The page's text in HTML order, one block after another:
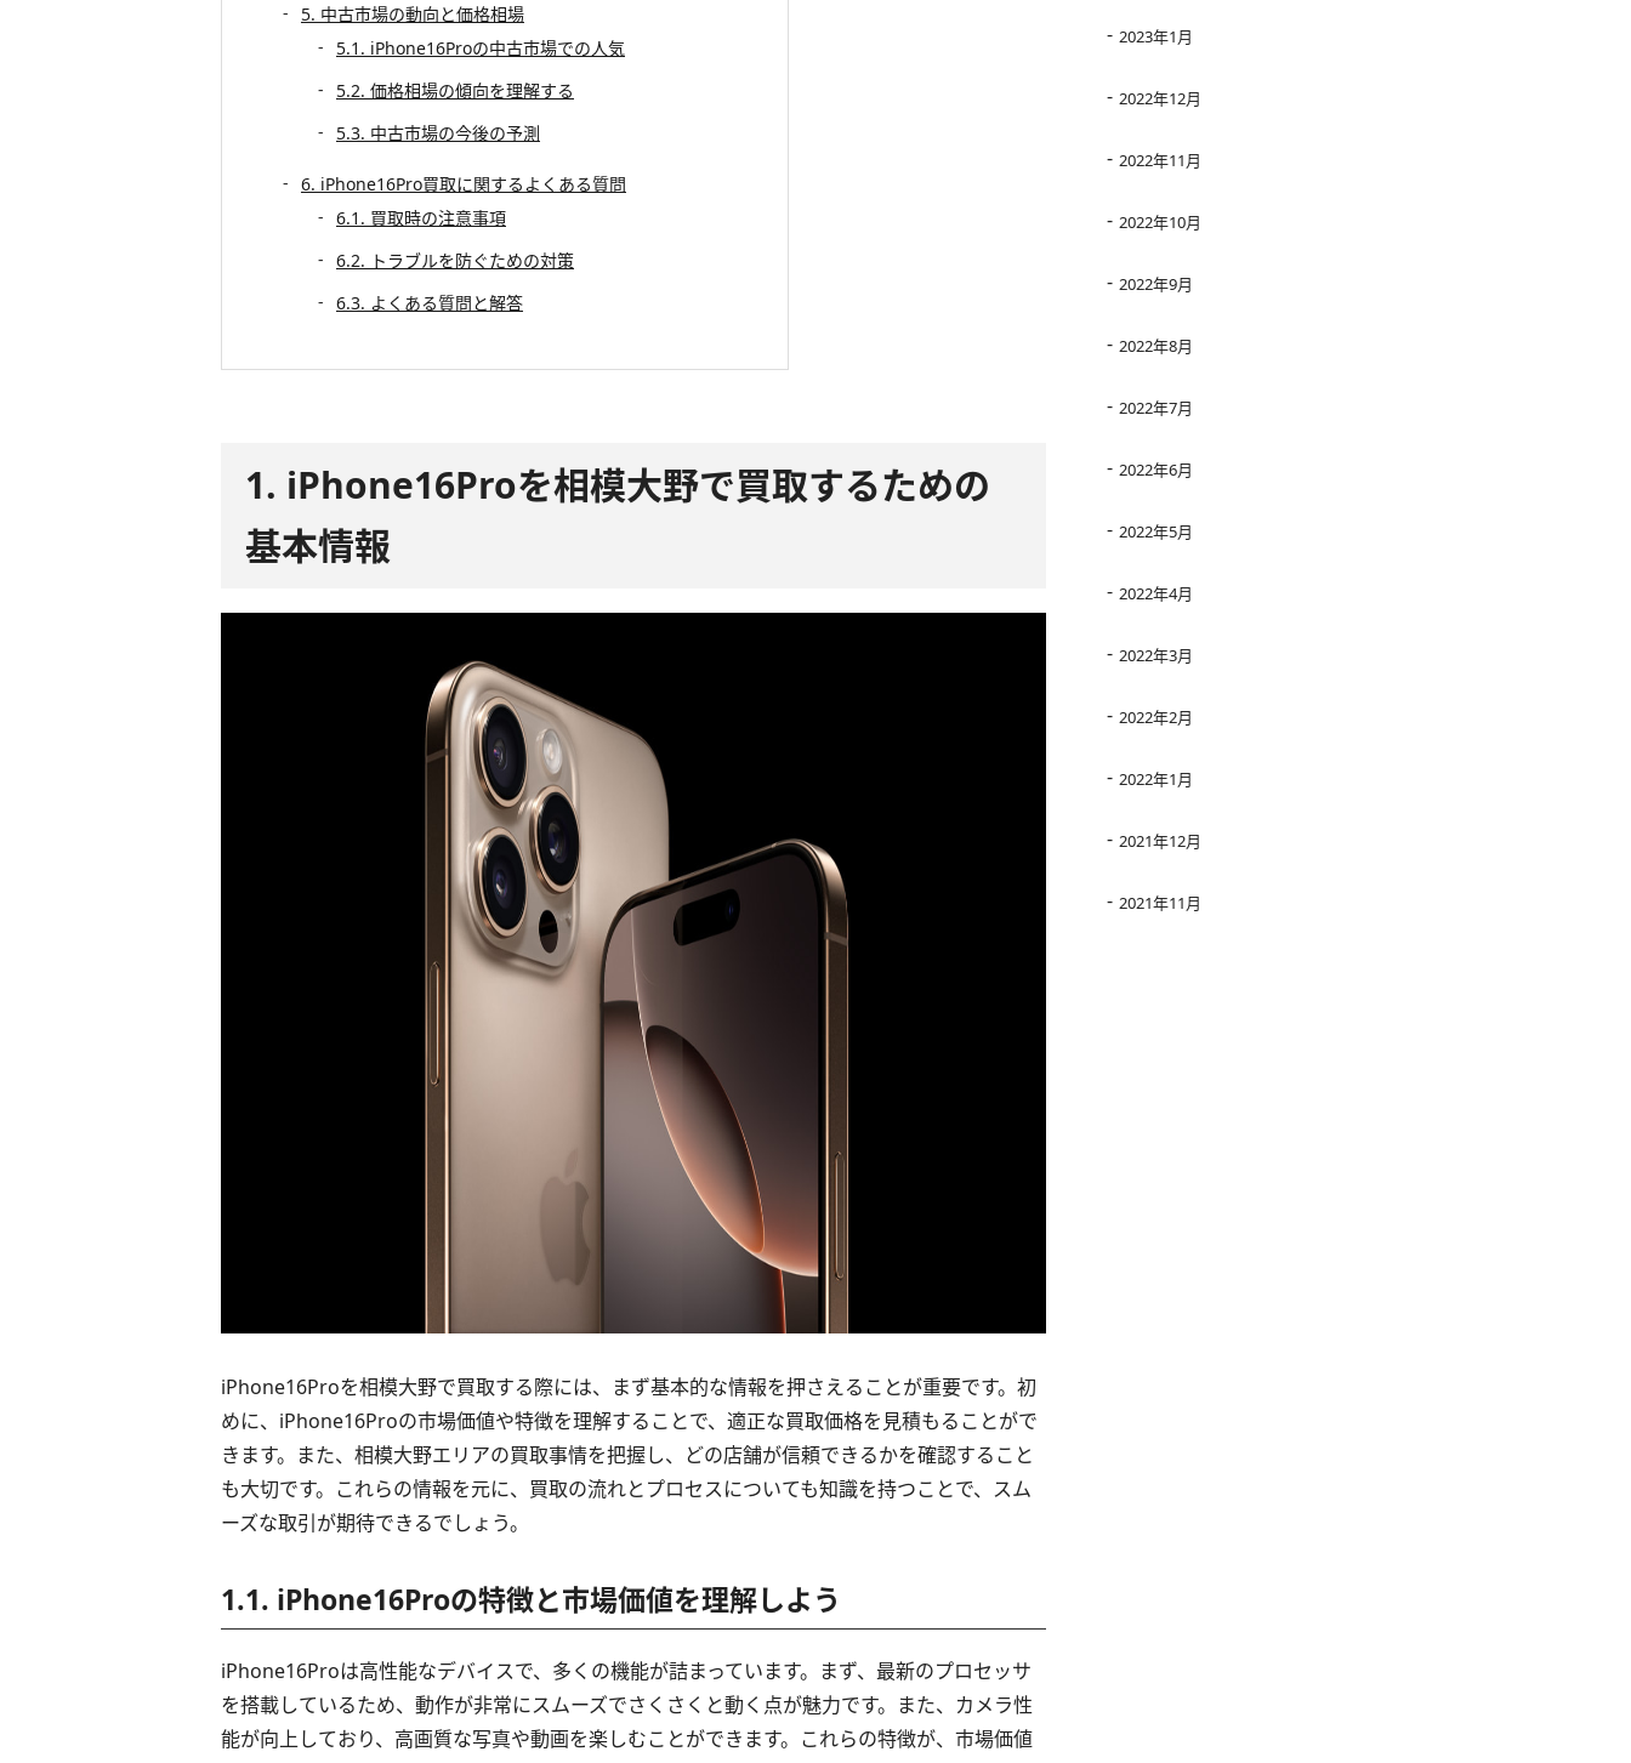
5. 中古市場の動向と価格相場
5.1. iPhone16Proの中古市場での人気
5.2. 価格相場の傾向を理解する
5.3. 中古市場の今後の予測
6. iPhone16Pro買取に関するよくある質問
6.1. 買取時の注意事項
6.2. トラブルを防ぐための対策
6.3. よくある質問と解答
1. iPhone16Proを相模大野で買取するための
基本情報
iPhone16Proを相模大野で買取する際には、まず基本的な情報を押さえることが重要です。初
めに、iPhone16Proの市場価値や特徴を理解することで、適正な買取価格を見積もることがで
きます。また、相模大野エリアの買取事情を把握し、どの店舗が信頼できるかを確認すること
も大切です。これらの情報を元に、買取の流れとプロセスについても知識を持つことで、スム
ーズな取引が期待できるでしょう。
1.1. iPhone16Proの特徴と市場価値を理解しよう
iPhone16Proは高性能なデバイスで、多くの機能が詰まっています。まず、最新のプロセッサ
を搭載しているため、動作が非常にスムーズでさくさくと動く点が魅力です。また、カメラ性
能が向上しており、高画質な写真や動画を楽しむことができます。これらの特徴が、市場価値
2023年1月
2022年12月
2022年11月
2022年10月
2022年9月
2022年8月
2022年7月
2022年6月
2022年5月
2022年4月
2022年3月
2022年2月
2022年1月
2021年12月
2021年11月